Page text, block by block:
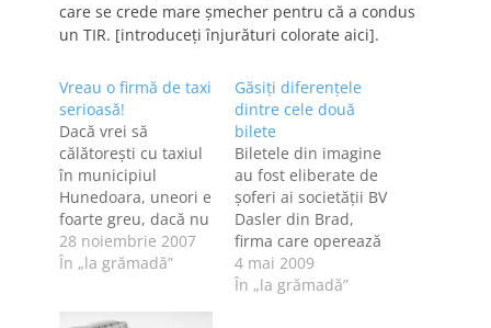
care se crede mare şmecher pentru că a condus
un TIR. [introduceţi înjurături colorate aici].
Vreau o firmă de taxi
serioasă!
Dacă vrei să
călătoreşti cu taxiul
în municipiul
Hunedoara, uneori e
foarte greu, dacă nu
chiar imposibil. Mi
s-a întâmplat să
firma Mobyl - 0254-
28 noiembrie 2007
În „la grămadă”
Găsiţi diferenţele
dintre cele două
bilete
Biletele din imagine
au fost eliberate de
şoferi ai societăţii BV
Dasler din Brad,
firma care operează
transportul în
comun pe ruta Deva
4 mai 2009
În „la grămadă”